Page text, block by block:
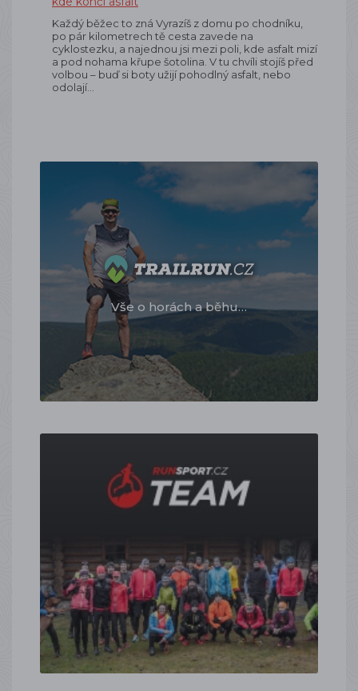
Každý běžec to zná Vyrazíš z domu po chodníku,
po pár kilometrech tě cesta zavede na
cyklostezku, a najednou jsi mezi poli, kde asfalt mizí
a pod nohama křupe šotolina. V tu chvíli stojíš před
volbou – buď si boty užijí pohodlný asfalt, nebo
odolají…
Vše o horách a běhu…